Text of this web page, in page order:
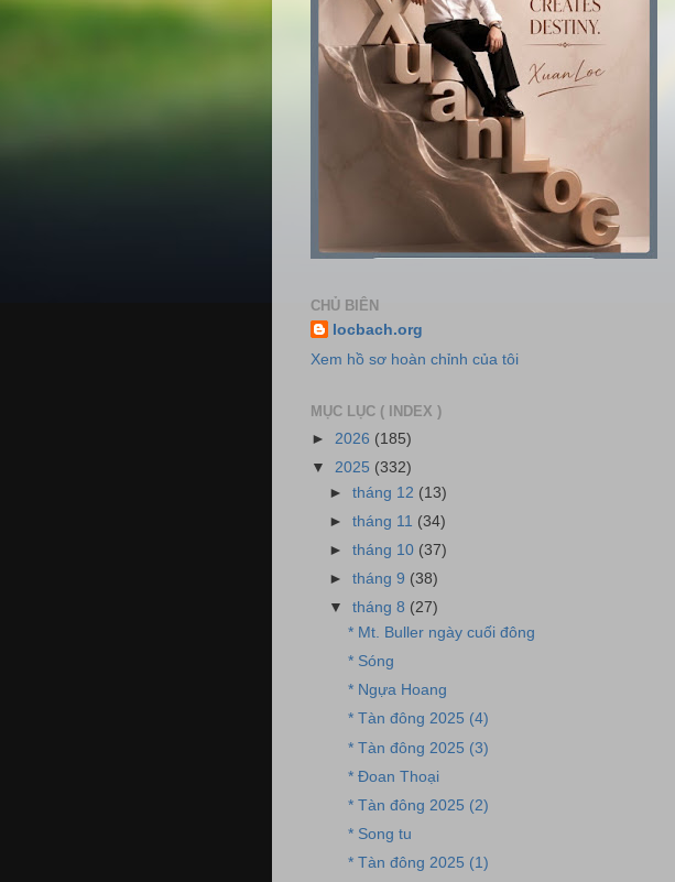
CHỦ BIÊN
locbach.org
Xem hồ sơ hoàn chỉnh của tôi
MỤC LỤC ( INDEX )
► 2026 (185)
▼ 2025 (332)
►tháng 12 (13)
►tháng 11 (34)
►tháng 10 (37)
►tháng 9 (38)
▼tháng 8 (27)
* Mt. Buller ngày cuối đông
* Sóng
* Ngựa Hoang
* Tàn đông 2025 (4)
* Tàn đông 2025 (3)
* Đoan Thoại
* Tàn đông 2025 (2)
* Song tu
* Tàn đông 2025 (1)